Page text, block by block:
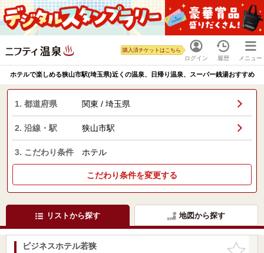
ログイン
購入済チケットはこちら
履歴 メニュー
ホテルで楽しめる狭山市駅(埼玉県)近くの温泉、日帰り温泉、スーパー銭湯おすすめ
1. 都道府県 関東 / 埼玉県
2. 沿線・駅 狭山市駅
3. こだわり条件 ホテル
こだわり条件を変更する
リストから探す 地図から探す
お気に入
ビジネスホテル若狭